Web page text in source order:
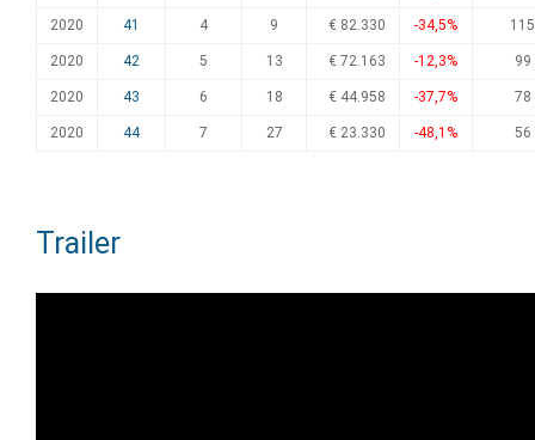
2020 41 4 9 € 82.330 -34,5% 115
2020 42 5 13 € 72.163 -12,3% 99
2020 43 6 18 € 44.958 -37,7% 78
2020 44 7 27 € 23.330 -48,1% 56
Trailer